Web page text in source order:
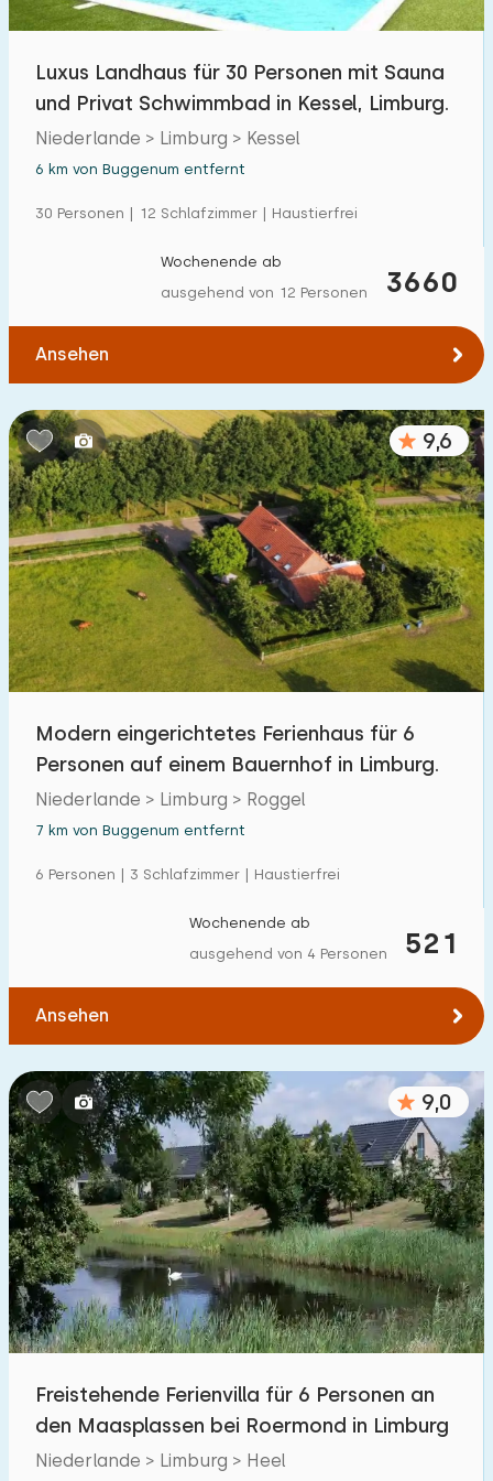
Kinderanimation
Kindereinrichtungen im Park
Rollstuhlgerecht
Hilfsmittel 1
Luxus Landhaus für 30 Personen mit Sauna
und Privat Schwimmbad in Kessel, Limburg.
Niederlande > Limburg > Kessel
6 km von Buggenum entfernt
30 Personen | 12 Schlafzimmer | Haustierfrei
3660
Wochenende ab
ausgehend von 12 Personen
Ansehen
9,6
Modern eingerichtetes Ferienhaus für 6
Personen auf einem Bauernhof in Limburg.
Niederlande > Limburg > Roggel
7 km von Buggenum entfernt
6 Personen | 3 Schlafzimmer | Haustierfrei
521
Wochenende ab
ausgehend von 4 Personen
Ansehen
9,0
Freistehende Ferienvilla für 6 Personen an
den Maasplassen bei Roermond in Limburg
Niederlande > Limburg > Heel